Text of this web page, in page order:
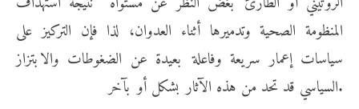
المنظومة الصحية وتدميرها أثناء العدوان، لذا فإن التركيز على
سياسات إعمار سريعة وفاعلة بعيدة عن الضغوطات والابتزاز
السياسي قد تحد من هذه الآثار بشكل أو بآخر.